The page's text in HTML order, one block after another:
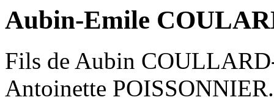
Aubin-Emile
Fils de Aubin
Antoinette POISSONNIER.